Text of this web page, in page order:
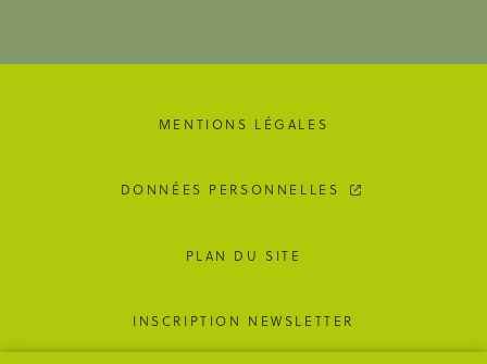
MENTIONS LÉGALES
DONNÉES PERSONNELLES
PLAN DU SITE
INSCRIPTION NEWSLETTER